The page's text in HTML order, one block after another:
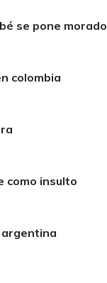
se pone morado
colombia
como insulto
argentina